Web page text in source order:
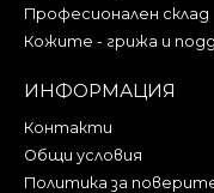
Професионален склад
Кожите - грижа и
ИНФОРМАЦИЯ
Контакти
Общи условия
Политика за